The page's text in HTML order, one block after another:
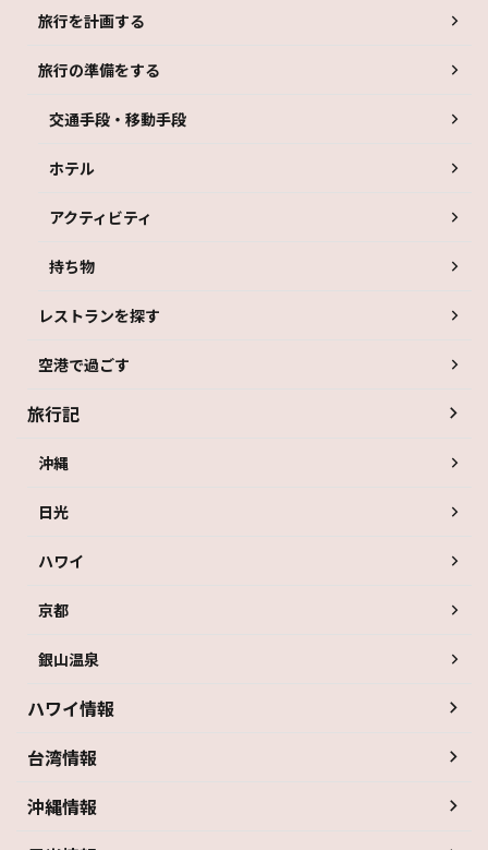
旅行を計画する
旅行の準備をする
交通手段・移動手段
ホテル
アクティビティ
持ち物
レストランを探す
空港で過ごす
旅行記
沖縄
日光
ハワイ
京都
銀山温泉
ハワイ情報
台湾情報
沖縄情報